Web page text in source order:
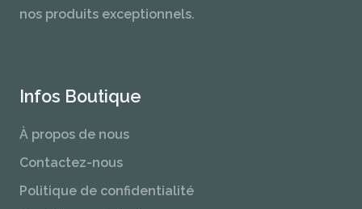
nos produits exceptionnels.
Infos Boutique
À propos de nous
Contactez-nous
Politique de confidentialité